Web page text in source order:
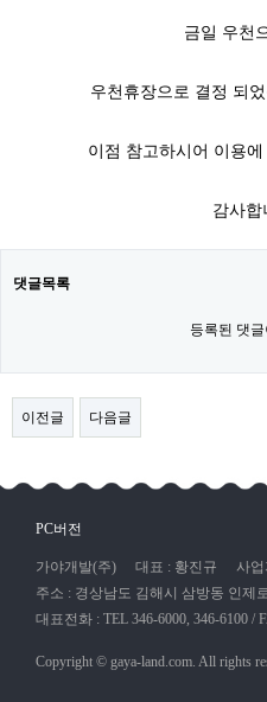
금일 우천
우천휴장으로 결정 되
이점 참고하시어 이용
감사합
댓글목록
등록된 댓
이전글 다음글
PC버전
가야개발(주) 대표 : 황진규
사
주소 : 경상남도 김해시 삼방동 인제
대표전화 : TEL 346-6000, 346-6100 /
Copyright © gaya-land.com. All rights